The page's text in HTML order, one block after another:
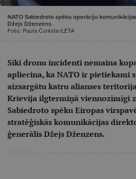
NATO Sabiedroto spēku operāciju
Džejs Dženzens.
Foto: Paula Čurkste/LETA
Sīki dronu incidenti nemaina
apliecina, ka NATO ir pietiekami
aizsargātu katru alianses
Krievija ilgtermiņā viennozīmīgi
Sabiedroto spēku Eiropas
stratēģiskās komunikācijas
ģenerālis Džejs Dženzens.